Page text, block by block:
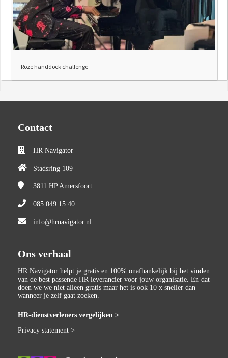
Roze handdoek challenge
Contact
HR Navigator
Stadsring 109
3811 HP Amersfoort
085 049 15 40
info@hrnavigator.nl
Ons verhaal
HR Navigator helpt je gratis en 100% onafhankelijk bij het vinden
van de best passende HR leverancier voor jouw organisatie. En dat
doen we we niet alleen gratis maar het is ook 10 x sneller dan
wanneer je zelf gaat zoeken.
HR-dienstverleners vergelijken >
Privacy statement >